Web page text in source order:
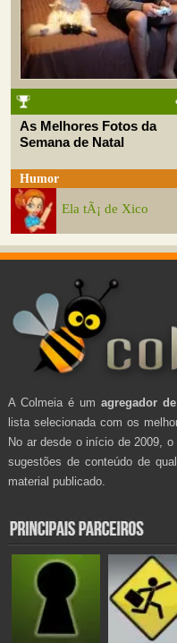
As Melhores Fotos da
Semana de Natal
Humor
Ela tÃ¡ de Xico
A Colmeia é um agregador
lista selecionada com os
No ar desde o início de 2009, o
sugestões de conteúdo de
material publicado.